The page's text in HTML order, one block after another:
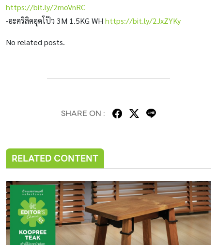
https://bit.ly/2moVnRC
-อะคริลิคอุดโป๊ว 3M 1.5KG WH https://bit.ly/2JxZYKy
No related posts.
SHARE ON :
RELATED CONTENT